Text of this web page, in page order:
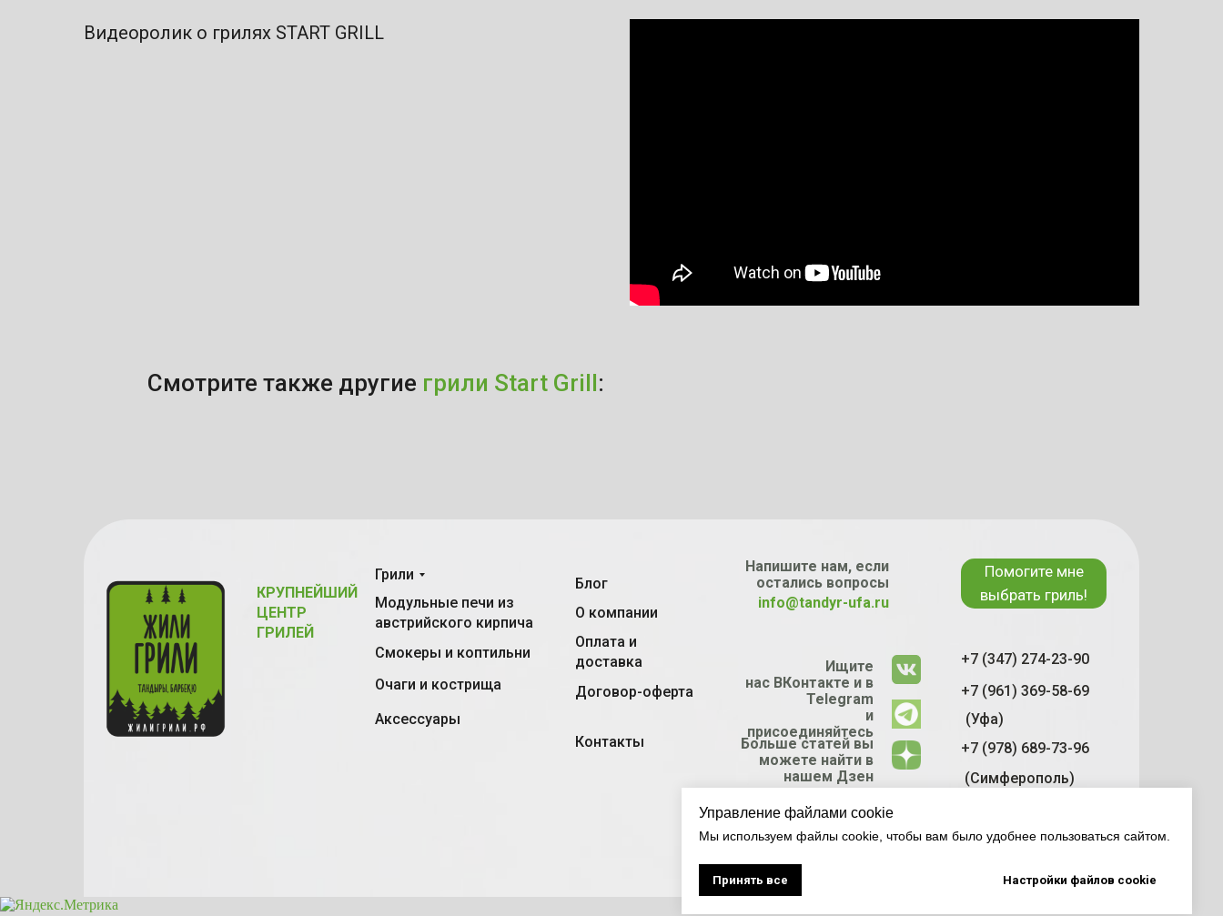
Управление файлами cookie
Мы используем файлы cookie, чтобы вам было удобнее пользоваться сайтом.
Принять все Настройки файлов cookie
Видеоролик о грилях START GRILL
Смотрите также другие грили Start Grill:
Напишите нам, если
остались вопросы
Модульные печи из
австрийского кирпича
Смокеры и коптильни
Очаги и кострища
Контакты
Блог
О компании
Оплата и
доставка
Аксессуары
Грили
Ищите
нас ВКонтакте и в
Telegram
и
присоединяйтесь
КРУПНЕЙШИЙ
ЦЕНТР
ГРИЛЕЙ
Помогите мне
выбрать гриль!
info@tandyr-ufa.ru
Договор-оферта
Больше статей вы
можете найти в
нашем Дзен
канале
+7 (347) 274-23-90
+7 (978) 689-73-96
+7 (961) 369-58-69
(Симферополь)
(Уфа)